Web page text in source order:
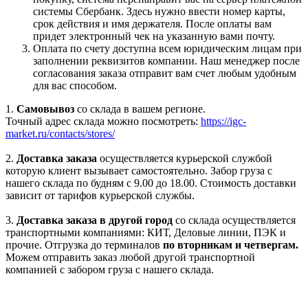
системы Сбербанк. Здесь нужно ввести номер карты,
срок действия и имя держателя. После оплаты вам
придет электронный чек на указанную вами почту.
Оплата по счету доступна всем юридическим лицам при
заполнении реквизитов компании. Наш менеджер после
согласования заказа отправит вам счет любым удобным
для вас способом.
1. Самовывоз со склада в вашем регионе.
Точный адрес склада можно посмотреть: https://igc-
market.ru/contacts/stores/
2. Доставка заказа осуществляется курьерской службой
которую клиент вызывает самостоятельно. Забор груза с
нашего склада по будням с 9.00 до 18.00. Стоимость доставки
зависит от тарифов курьерской службы.
3. Доставка заказа в другой город со склада осуществляется
транспортными компаниями: КИТ, Деловые линии, ПЭК и
прочие. Отгрузка до терминалов по вторникам и четвергам.
Можем отправить заказ любой другой транспортной
компанией с забором груза с нашего склада.